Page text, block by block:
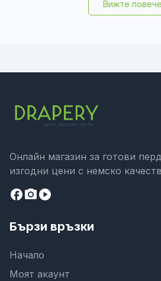
Вижте повече
Онлайн магазин за готови
изгодни цени с немско
facebookcamera_altplay_circle
Бързи връзки
Начало
Моят акаунт